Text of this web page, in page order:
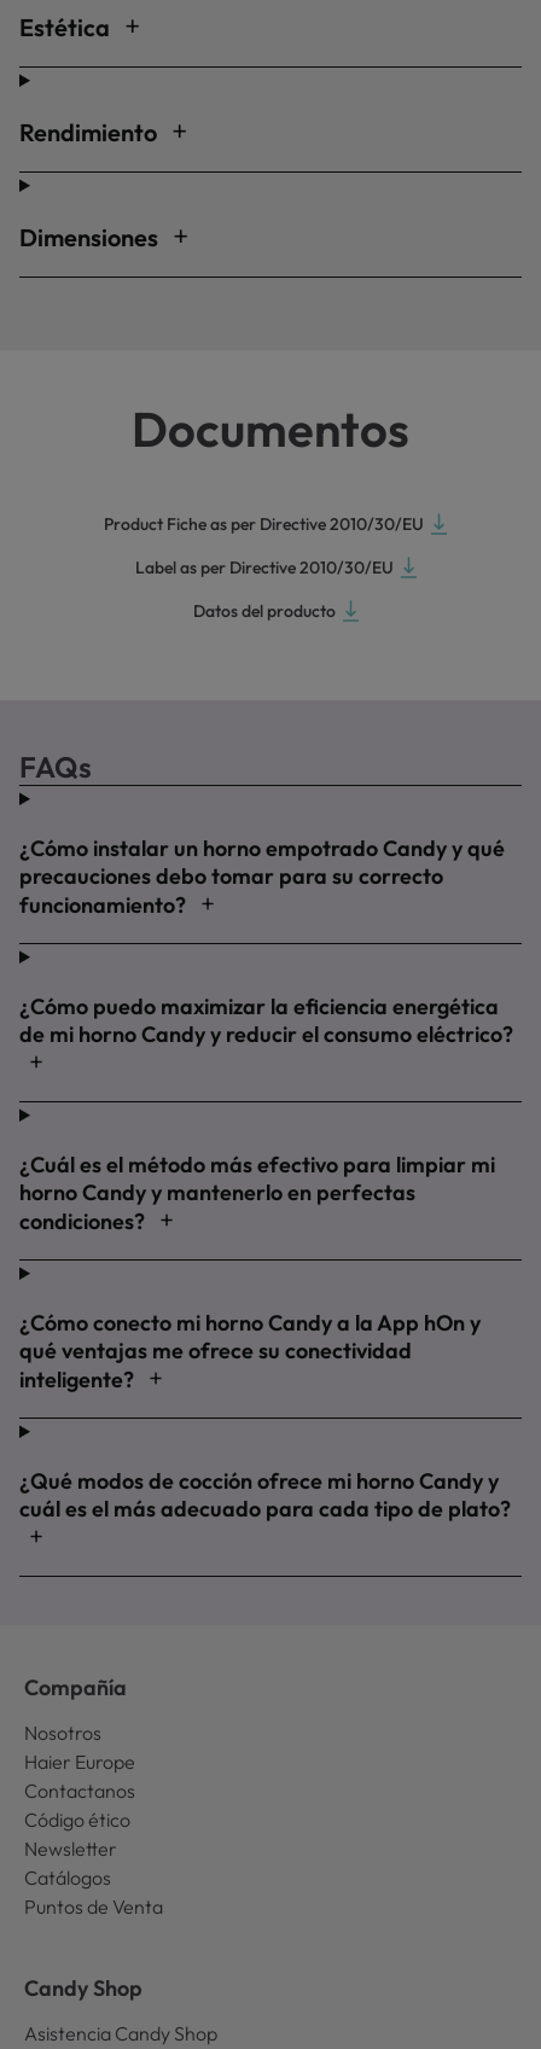
Estética
Rendimiento
Dimensiones
Documentos
Product Fiche as per Directive 2010/30/EU
Label as per Directive 2010/30/EU
Datos del producto
FAQs
¿Cómo instalar un horno empotrado Candy y qué
precauciones debo tomar para su correcto
funcionamiento?
¿Cómo puedo maximizar la eficiencia energética
de mi horno Candy y reducir el consumo eléctrico?
¿Cuál es el método más efectivo para limpiar mi
horno Candy y mantenerlo en perfectas
condiciones?
¿Cómo conecto mi horno Candy a la App hOn y
qué ventajas me ofrece su conectividad
inteligente?
¿Qué modos de cocción ofrece mi horno Candy y
cuál es el más adecuado para cada tipo de plato?
Compañía
Nosotros
Haier Europe
Contactanos
Código ético
Newsletter
Catálogos
Puntos de Venta
Candy Shop
Asistencia Candy Shop